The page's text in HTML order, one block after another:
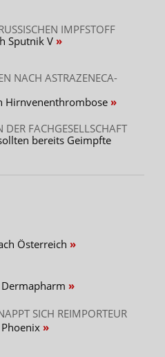
IMPFSTOFF
Sputnik V
NACH ASTRAZENECA-
Hirnvenenthrombose
FACHGESELLSCHAFT
bereits Geimpfte
Österreich
SICH REIMPORTEUR